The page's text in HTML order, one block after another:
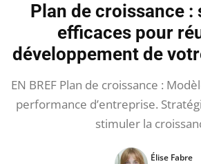
Plan de croissance :
efficaces pour
développement de
EN BREF Plan de croissance :
performance d’entreprise.
stimuler la
Élise Fabre